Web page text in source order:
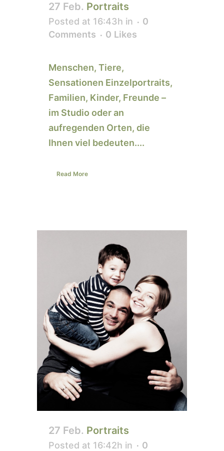
27 Feb. Portraits
Posted at 16:43h in
0
Comments
0 Likes
Menschen, Tiere,
Sensationen Einzelportraits,
Familien, Kinder, Freunde –
im Studio oder an
aufregenden Orten, die
Ihnen viel bedeuten....
Read More
27 Feb. Portraits
Posted at 16:42h in
0